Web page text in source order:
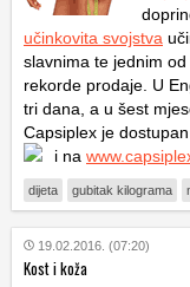
učinkovita svojstva
slavnima te jednim
rekorde prodaje. U
tri dana, a u šest
Capsiplex je
i na
dijeta gubitak kilograma
19.02.2016. (07:20)
Kost i koža